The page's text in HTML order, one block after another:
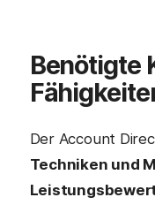
Benötigte
Der Account
Techniken und